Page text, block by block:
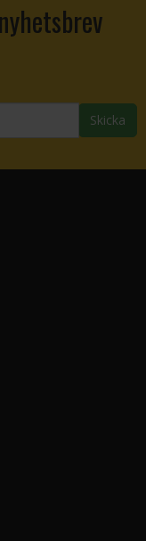
Skicka